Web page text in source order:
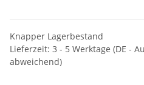
Knapper Lagerbestand
Lieferzeit: 3 - 5 Werktage (DE -
abweichend)